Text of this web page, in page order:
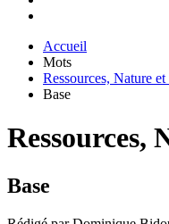
Accueil
Mots
Ressources, Nature et
Base
Ressources,
Base